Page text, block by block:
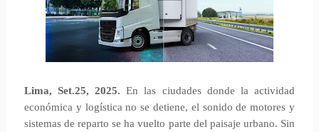
Lima, Set.25, 2025.En las ciudades donde la actividad
económica y logística no se detiene, el sonido de motores y
sistemas de reparto se ha vuelto parte del paisaje urbano. Sin